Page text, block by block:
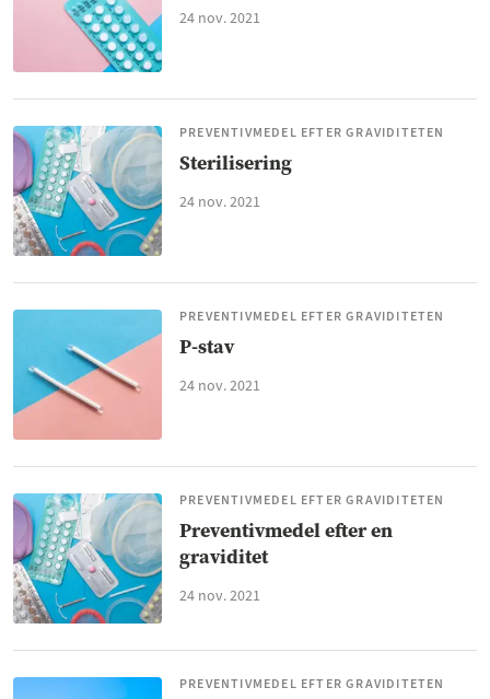
24 nov. 2021
PREVENTIVMEDEL EFTER GRAVIDITETEN
Sterilisering
24 nov. 2021
PREVENTIVMEDEL EFTER GRAVIDITETEN
P-stav
24 nov. 2021
PREVENTIVMEDEL EFTER GRAVIDITETEN
Preventivmedel efter en
graviditet
24 nov. 2021
PREVENTIVMEDEL EFTER GRAVIDITETEN